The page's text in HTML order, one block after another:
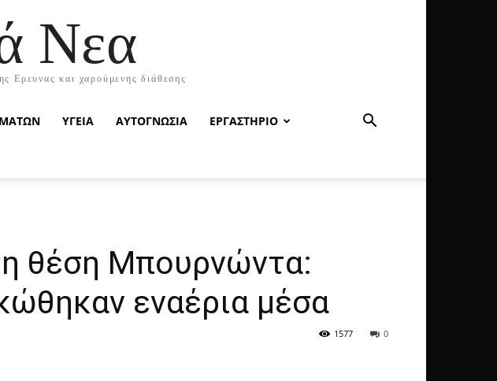
Νεα
Ερευνας και χαρούμενης διάθεσης
ΥΓΕΙΑ ΑΥΤΟΓΝΩΣΙΑ ΕΡΓΑΣΤΗΡΙΟ
θέση Μπουρνώντα:
εναέρια μέσα
0
1577